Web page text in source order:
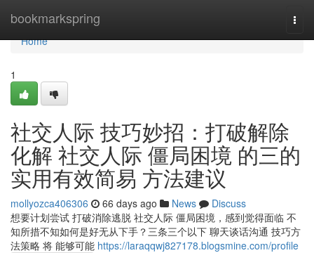
bookmarkspring
Home
Home
1
社交人际 技巧妙招：打破解除
化解 社交人际 僵局困境 的三的
实用有效简易 方法建议
mollyozca406306 66 days ago News
Discuss
想要计划尝试 打破消除逃脱 社交人际 僵局困境，感到觉得面临 不
知所措不知如何是好无从下手？三条三个以下 聊天谈话沟通 技巧方
法策略 将 能够可能 https://laraqqwj827178.blogsmine.com/profile